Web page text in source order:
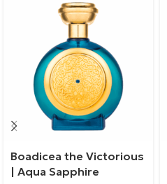
Boadicea the Victorious
| Aqua Sapphire